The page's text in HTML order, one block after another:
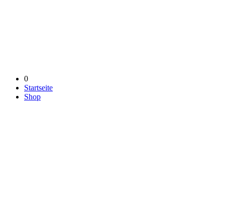
0
Startseite
Shop